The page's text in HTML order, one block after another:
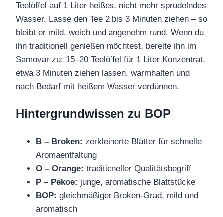
Teelöffel auf 1 Liter heißes, nicht mehr sprudelndes
Wasser. Lasse den Tee 2 bis 3 Minuten ziehen – so
bleibt er mild, weich und angenehm rund. Wenn du
ihn traditionell genießen möchtest, bereite ihn im
Samovar zu: 15–20 Teelöffel für 1 Liter Konzentrat,
etwa 3 Minuten ziehen lassen, warmhalten und
nach Bedarf mit heißem Wasser verdünnen.
Hintergrundwissen zu BOP
B – Broken: zerkleinerte Blätter für schnelle
Aromaentfaltung
O – Orange: traditioneller Qualitätsbegriff
P – Pekoe: junge, aromatische Blattstücke
BOP: gleichmäßiger Broken‑Grad, mild und
aromatisch